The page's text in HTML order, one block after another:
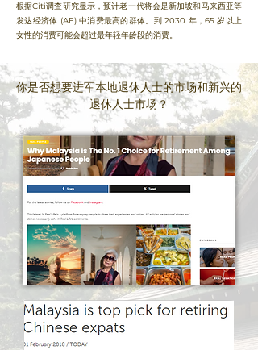
根据Citi调查研究显示，预计老一代将会是新加坡和马来西亚等
发达经济体 (AE) 中消费最高的群体。到 2030 年，65 岁以上
女性的消费可能会超过最年轻年龄段的消费。
你是否想要进军本地退休人士的市场和新兴的
退休人士市场？